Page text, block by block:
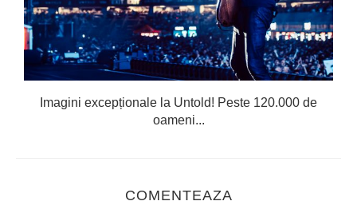
Imagini excepționale la Untold! Peste 120.000 de
oameni...
COMENTEAZA